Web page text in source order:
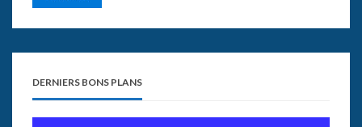
DERNIERS BONS PLANS